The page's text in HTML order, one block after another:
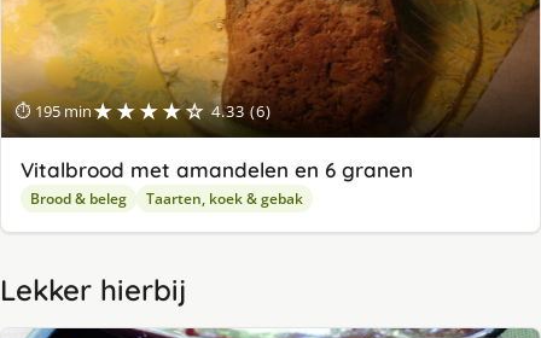
⏱ 195 min★★★★☆ 4.33 (6)
Vitalbrood met amandelen en 6 granen
Brood & beleg Taarten, koek & gebak
Lekker hierbij